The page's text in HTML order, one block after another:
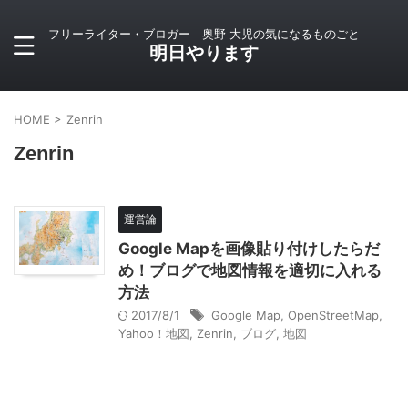
フリーライター・ブロガー 奥野 大児の気になるものごと
明日やります
HOME > Zenrin
Zenrin
運営論
Google Mapを画像貼り付けしたらだ
め！ブログで地図情報を適切に入れる
方法
2017/8/1 Google Map OpenStreetMap
Yahoo！地図
Zenrin ブログ 地図